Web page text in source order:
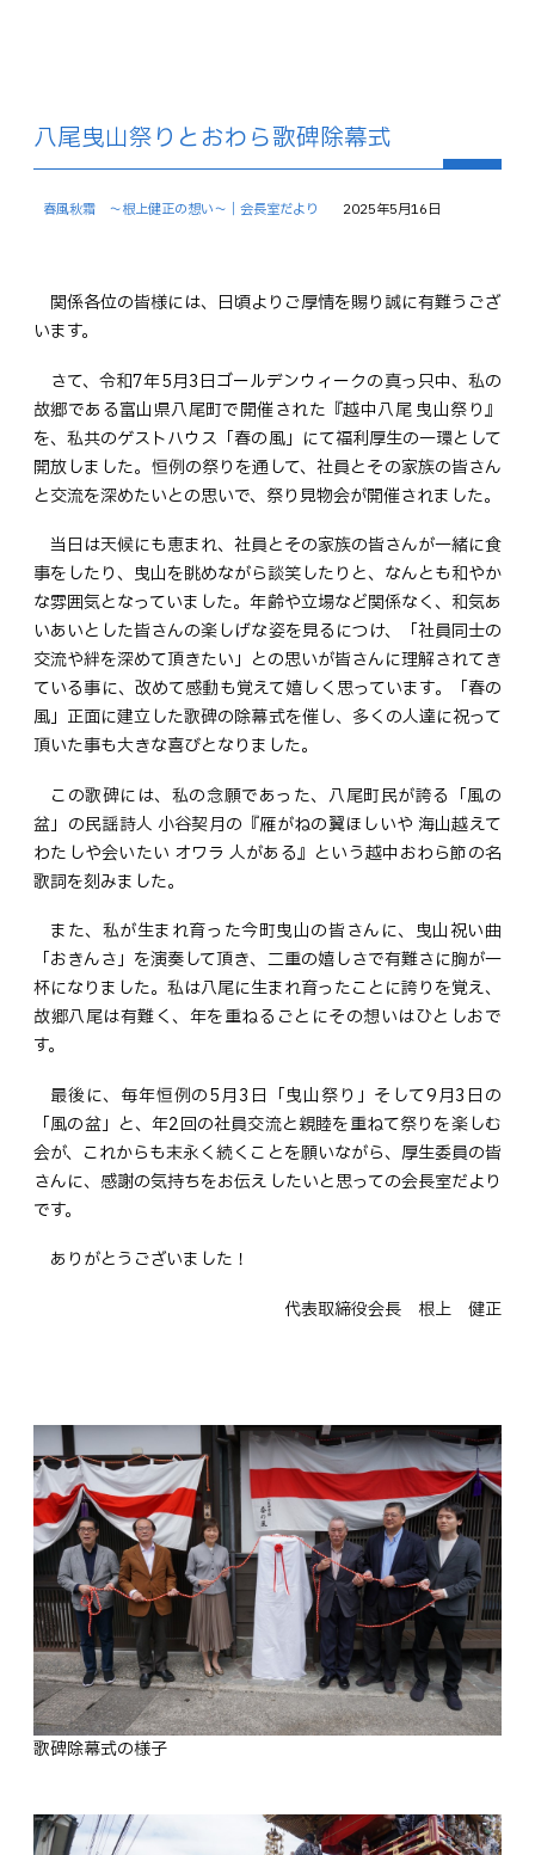
八尾曳山祭りとおわら歌碑除幕式
春風秋霜 ～根上健正の想い～｜会長室だより 2025年5月16日
関係各位の皆様には、日頃よりご厚情を賜り誠に有難うござ
います。
さて、令和7年5月3日ゴールデンウィークの真っ只中、私の
故郷である富山県八尾町で開催された『越中八尾 曳山祭り』
を、私共のゲストハウス「春の風」にて福利厚生の一環として
開放しました。恒例の祭りを通して、社員とその家族の皆さん
と交流を深めたいとの思いで、祭り見物会が開催されました。
当日は天候にも恵まれ、社員とその家族の皆さんが一緒に食
事をしたり、曳山を眺めながら談笑したりと、なんとも和やか
な雰囲気となっていました。年齢や立場など関係なく、和気あ
いあいとした皆さんの楽しげな姿を見るにつけ、「社員同士の
交流や絆を深めて頂きたい」との思いが皆さんに理解されてき
ている事に、改めて感動も覚えて嬉しく思っています。「春の
風」正面に建立した歌碑の除幕式を催し、多くの人達に祝って
頂いた事も大きな喜びとなりました。
この歌碑には、私の念願であった、八尾町民が誇る「風の
盆」の民謡詩人 小谷契月の『雁がねの翼ほしいや 海山越えて
わたしや会いたい オワラ 人がある』という越中おわら節の名
歌詞を刻みました。
また、私が生まれ育った今町曳山の皆さんに、曳山祝い曲
「おきんさ」を演奏して頂き、二重の嬉しさで有難さに胸が一
杯になりました。私は八尾に生まれ育ったことに誇りを覚え、
故郷八尾は有難く、年を重ねるごとにその想いはひとしおで
す。
最後に、毎年恒例の5月3日「曳山祭り」そして9月3日の
「風の盆」と、年2回の社員交流と親睦を重ねて祭りを楽しむ
会が、これからも末永く続くことを願いながら、厚生委員の皆
さんに、感謝の気持ちをお伝えしたいと思っての会長室だより
です。
ありがとうございました！
代表取締役会長 根上 健正
歌碑除幕式の様子